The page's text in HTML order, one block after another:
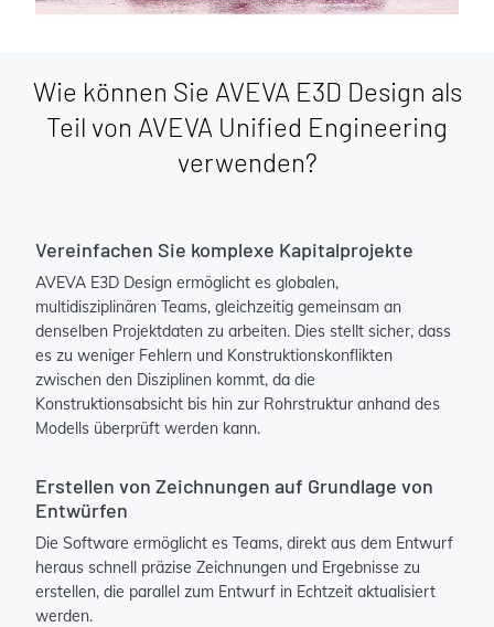
Wie können Sie AVEVA E3D Design als
Teil von AVEVA Unified Engineering
verwenden?
Vereinfachen Sie komplexe Kapitalprojekte
AVEVA E3D Design ermöglicht es globalen,
multidisziplinären Teams, gleichzeitig gemeinsam an
denselben Projektdaten zu arbeiten. Dies stellt sicher, dass
es zu weniger Fehlern und Konstruktionskonflikten
zwischen den Disziplinen kommt, da die
Konstruktionsabsicht bis hin zur Rohrstruktur anhand des
Modells überprüft werden kann.
Erstellen von Zeichnungen auf Grundlage von
Entwürfen
Die Software ermöglicht es Teams, direkt aus dem Entwurf
heraus schnell präzise Zeichnungen und Ergebnisse zu
erstellen, die parallel zum Entwurf in Echtzeit aktualisiert
werden.